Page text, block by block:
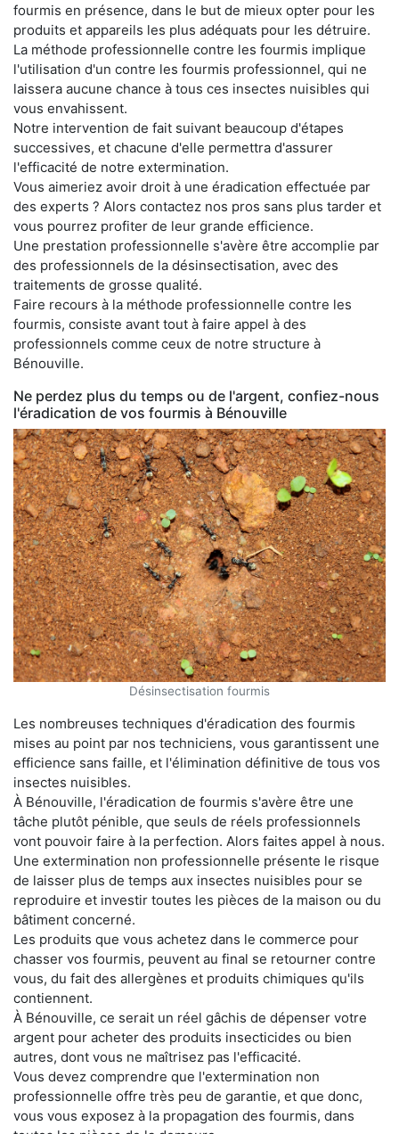
fourmis en présence, dans le but de mieux opter pour les
produits et appareils les plus adéquats pour les détruire.
La méthode professionnelle contre les fourmis implique
l'utilisation d'un contre les fourmis professionnel, qui ne
laissera aucune chance à tous ces insectes nuisibles qui
vous envahissent.
Notre intervention de fait suivant beaucoup d'étapes
successives, et chacune d'elle permettra d'assurer
l'efficacité de notre extermination.
Vous aimeriez avoir droit à une éradication effectuée par
des experts ? Alors contactez nos pros sans plus tarder et
vous pourrez profiter de leur grande efficience.
Une prestation professionnelle s'avère être accomplie par
des professionnels de la désinsectisation, avec des
traitements de grosse qualité.
Faire recours à la méthode professionnelle contre les
fourmis, consiste avant tout à faire appel à des
professionnels comme ceux de notre structure à
Bénouville.
Ne perdez plus du temps ou de l'argent, confiez-nous
l'éradication de vos fourmis à Bénouville
Désinsectisation fourmis
Les nombreuses techniques d'éradication des fourmis
mises au point par nos techniciens, vous garantissent une
efficience sans faille, et l'élimination définitive de tous vos
insectes nuisibles.
À Bénouville, l'éradication de fourmis s'avère être une
tâche plutôt pénible, que seuls de réels professionnels
vont pouvoir faire à la perfection. Alors faites appel à nous.
Une extermination non professionnelle présente le risque
de laisser plus de temps aux insectes nuisibles pour se
reproduire et investir toutes les pièces de la maison ou du
bâtiment concerné.
Les produits que vous achetez dans le commerce pour
chasser vos fourmis, peuvent au final se retourner contre
vous, du fait des allergènes et produits chimiques qu'ils
contiennent.
À Bénouville, ce serait un réel gâchis de dépenser votre
argent pour acheter des produits insecticides ou bien
autres, dont vous ne maîtrisez pas l'efficacité.
Vous devez comprendre que l'extermination non
professionnelle offre très peu de garantie, et que donc,
vous vous exposez à la propagation des fourmis, dans